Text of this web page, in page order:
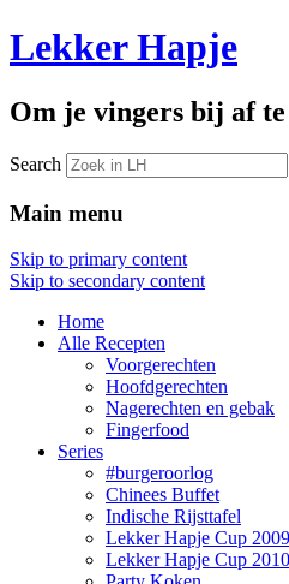
Lekker Hapje
Om je vingers bij af
Search
Main menu
Skip to primary content
Skip to secondary content
Home
Alle Recepten
Voorgerechten
Hoofdgerechten
Nagerechten en gebak
Fingerfood
Series
#burgeroorlog
Chinees Buffet
Indische Rijsttafel
Lekker Hapje Cup 2009
Lekker Hapje Cup 2010